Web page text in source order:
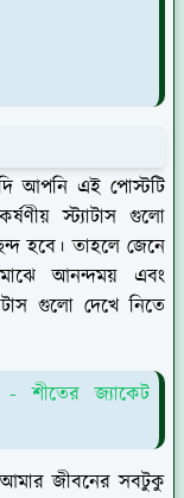
আপনি এই পোস্টটি
স্ট্যাটাস গুলো
হবে। তাহলে জেনে
আনন্দময় এবং
গুলো দেখে নিতে
শীতের জ্যাকেট
জীবনের সবটুকু